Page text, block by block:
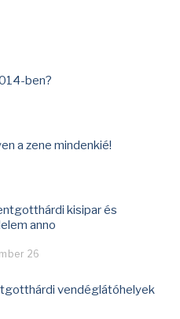
ben?
a zene mindenkié!
kisipar és
anno
26
vendéglátóhelyek